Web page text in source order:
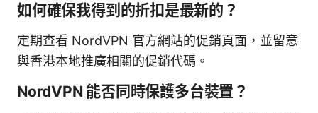
如何確保我得到的折扣是最新的？
定期查看 NordVPN 官方網站的促銷頁面，並留意
與香港本地推廣相關的促銷代碼。
NordVPN 能否同時保護多台裝置？